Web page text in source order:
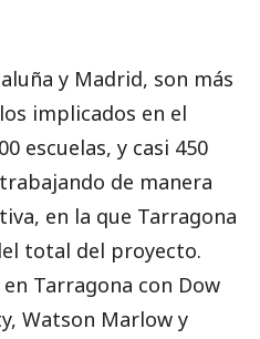
y Madrid, son más
implicados en el
escuelas, y casi 450
de manera
en la que Tarragona
total del proyecto.
Tarragona con Dow
Watson Marlow y